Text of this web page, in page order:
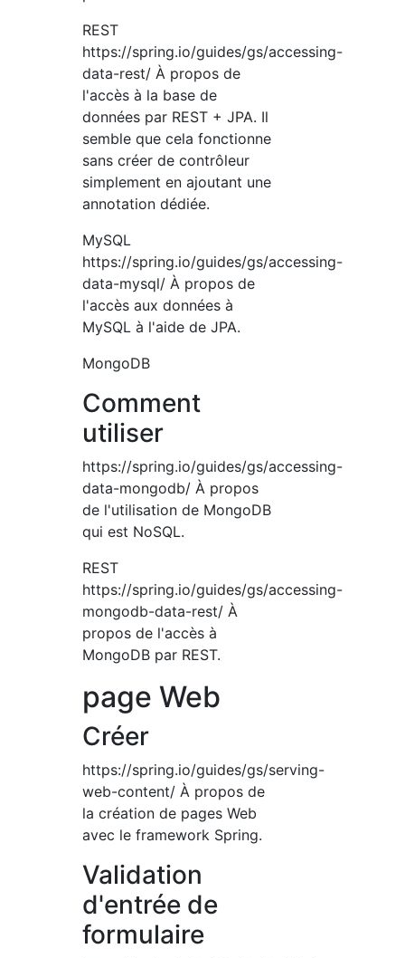
REST
https://spring.io/guides/gs/accessing-
data-rest/ À propos de
l'accès à la base de
données par REST + JPA. Il
semble que cela fonctionne
sans créer de contrôleur
simplement en ajoutant une
annotation dédiée.
MySQL
https://spring.io/guides/gs/accessing-
data-mysql/ À propos de
l'accès aux données à
MySQL à l'aide de JPA.
MongoDB
Comment
utiliser
https://spring.io/guides/gs/accessing-
data-mongodb/ À propos
de l'utilisation de MongoDB
qui est NoSQL.
REST
https://spring.io/guides/gs/accessing-
mongodb-data-rest/ À
propos de l'accès à
MongoDB par REST.
page Web
Créer
https://spring.io/guides/gs/serving-
web-content/ À propos de
la création de pages Web
avec le framework Spring.
Validation
d'entrée de
formulaire